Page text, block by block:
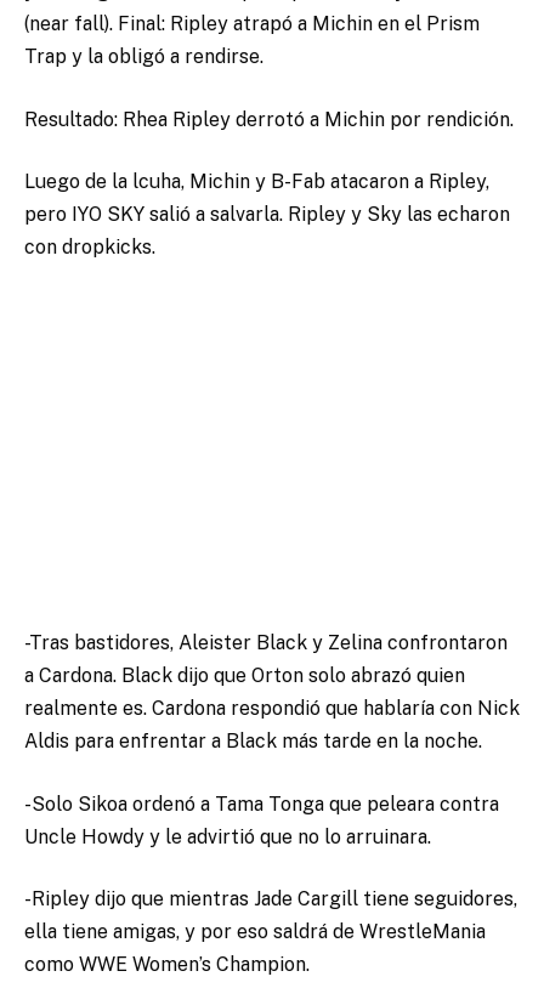
(near fall). Final: Ripley atrapó a Michin en el Prism
Trap y la obligó a rendirse.
Resultado: Rhea Ripley derrotó a Michin por rendición.
Luego de la lcuha, Michin y B-Fab atacaron a Ripley,
pero IYO SKY salió a salvarla. Ripley y Sky las echaron
con dropkicks.
-Tras bastidores, Aleister Black y Zelina confrontaron
a Cardona. Black dijo que Orton solo abrazó quien
realmente es. Cardona respondió que hablaría con Nick
Aldis para enfrentar a Black más tarde en la noche.
-Solo Sikoa ordenó a Tama Tonga que peleara contra
Uncle Howdy y le advirtió que no lo arruinara.
-Ripley dijo que mientras Jade Cargill tiene seguidores,
ella tiene amigas, y por eso saldrá de WrestleMania
como WWE Women’s Champion.